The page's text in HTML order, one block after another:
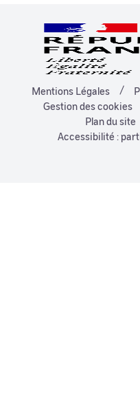
Mentions Légales
Gestion des cookies
Plan du site
Accessibilité :